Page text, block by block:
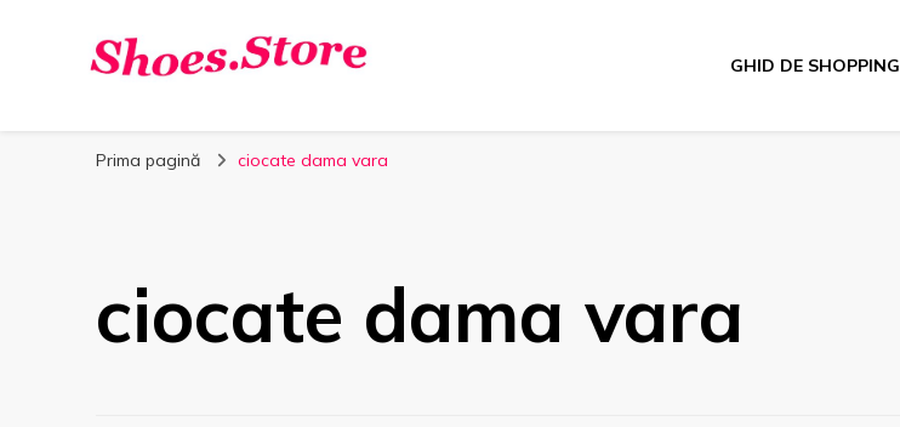
Shoes.Store.ro
GHID DE SHOPPING
Prima pagină ciocate dama vara
ciocate dama vara